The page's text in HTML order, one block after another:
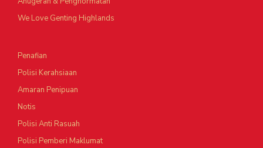
We Love Genting Highlands
Penafian
Polisi Kerahsiaan
Amaran Penipuan
Notis
Polisi Anti Rasuah
Polisi Pemberi Maklumat